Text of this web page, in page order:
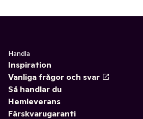
Handla
Inspiration
Vanliga frågor och svar
Så handlar du
Hemleverans
Färskvarugaranti